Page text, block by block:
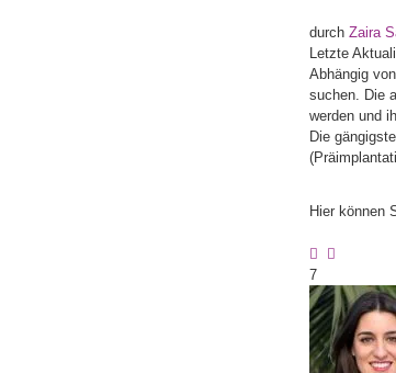
durch Zaira
Letzte
Abhängig
suchen. Die
werden und
Die
Hier können
7